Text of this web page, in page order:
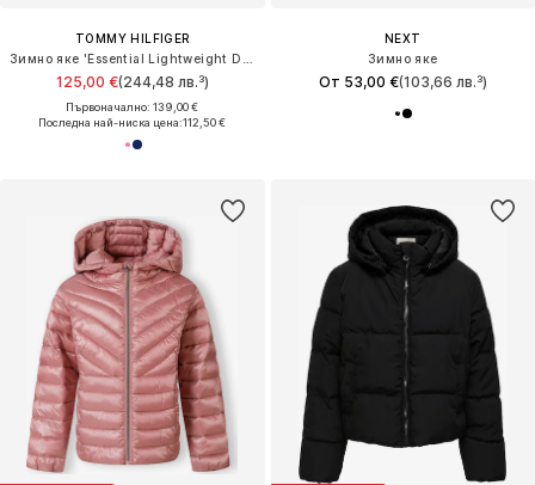
TOMMY HILFIGER
125,00 €(244,48 лв.³)
Първоначално: 139,00 €
Последна най-ниска цена:112,50 €
NEXT
Зимно яке
От 53,00 €(103,66 лв.³)